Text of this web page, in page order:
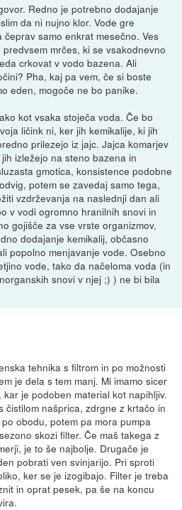
Redno je potrebno dodajanje
da ni nujno klor. Vode gre
samo enkrat mesečno. Ves
mrčes, ki se vsakodnevno
crkovat v vodo bazena. Ali
Pha, kaj pa vem, če si boste
eden, mogoče ne bo panike.
kot vsaka stoječa voda. Če bo
ličink ni, ker jih kemikalije, ki jih
prilezejo iz jajc. Jajca komarjev
izležejo na steno bazena in
gmotica, konsistence podobne
potem se zavedaj samo tega,
vzdrževanja na naslednji dan ali
v vodi ogromno hranilnih snovi in
gojišče za vse vrste organizmov,
dodajanje kemikalij, občasno
popolno menjavanje vode. Osebno
vode, tako da načeloma voda (in
snovi v njej ;) ) ne bi bila
tehnika s filtrom in po možnosti
je dela s tem manj. Mi imamo sicer
je podoben material kot napihljiv.
čistilom našprica, zdrgne z krtačo in
obodu, potem pa mora pumpa
skozi filter. Če maš takega z
je to še najbolje. Drugače je
pobrati ven svinjarijo. Pri sproti
ker se je izogibajo. Filter je treba
in oprat pesek, pa še na koncu